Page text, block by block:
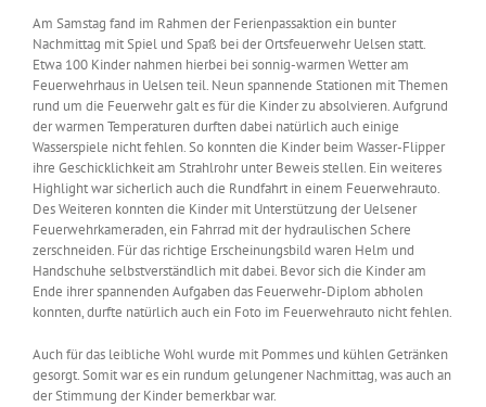
Am Samstag fand im Rahmen der Ferienpassaktion ein bunter
Nachmittag mit Spiel und Spaß bei der Ortsfeuerwehr Uelsen statt.
Etwa 100 Kinder nahmen hierbei bei sonnig-warmen Wetter am
Feuerwehrhaus in Uelsen teil. Neun spannende Stationen mit Themen
rund um die Feuerwehr galt es für die Kinder zu absolvieren. Aufgrund
der warmen Temperaturen durften dabei natürlich auch einige
Wasserspiele nicht fehlen. So konnten die Kinder beim Wasser-Flipper
ihre Geschicklichkeit am Strahlrohr unter Beweis stellen. Ein weiteres
Highlight war sicherlich auch die Rundfahrt in einem Feuerwehrauto.
Des Weiteren konnten die Kinder mit Unterstützung der Uelsener
Feuerwehrkameraden, ein Fahrrad mit der hydraulischen Schere
zerschneiden. Für das richtige Erscheinungsbild waren Helm und
Handschuhe selbstverständlich mit dabei. Bevor sich die Kinder am
Ende ihrer spannenden Aufgaben das Feuerwehr-Diplom abholen
konnten, durfte natürlich auch ein Foto im Feuerwehrauto nicht fehlen.
Auch für das leibliche Wohl wurde mit Pommes und kühlen Getränken
gesorgt. Somit war es ein rundum gelungener Nachmittag, was auch an
der Stimmung der Kinder bemerkbar war.